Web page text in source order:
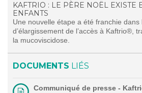
KAFTRIO : LE PÈRE NOËL EXISTE
ENFANTS
Une nouvelle étape a été franchie dans
d’élargissement de l’accès à Kaftrio®,
la mucoviscidose.
DOCUMENTS LIÉS
Communiqué de presse -